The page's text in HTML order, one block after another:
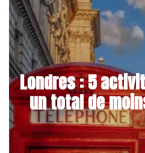
Londres : 5
un total de